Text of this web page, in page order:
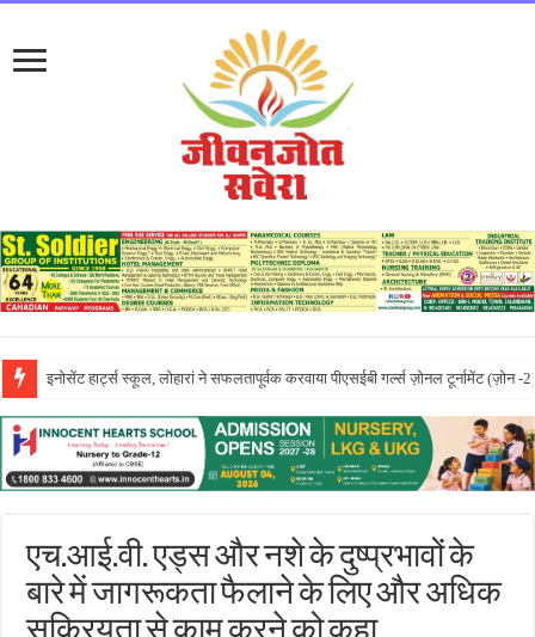
लायलपुर खालसा कॉलेज फॉर विमेन, जालंधर की पूनम ने GNDU यूनिवर्सिटी एग्जाम में चौथा
एच.आई.वी. एड्स और नशे के दुष्प्रभावों के
बारे में जागरूकता फैलाने के लिए और अधिक